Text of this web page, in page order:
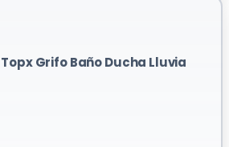
Topx Grifo Baño Ducha Lluvia